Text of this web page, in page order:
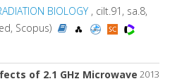
BIOLOGY , cilt.91, sa.8,
Scopus)
2013
of 2.1 GHz Microwave